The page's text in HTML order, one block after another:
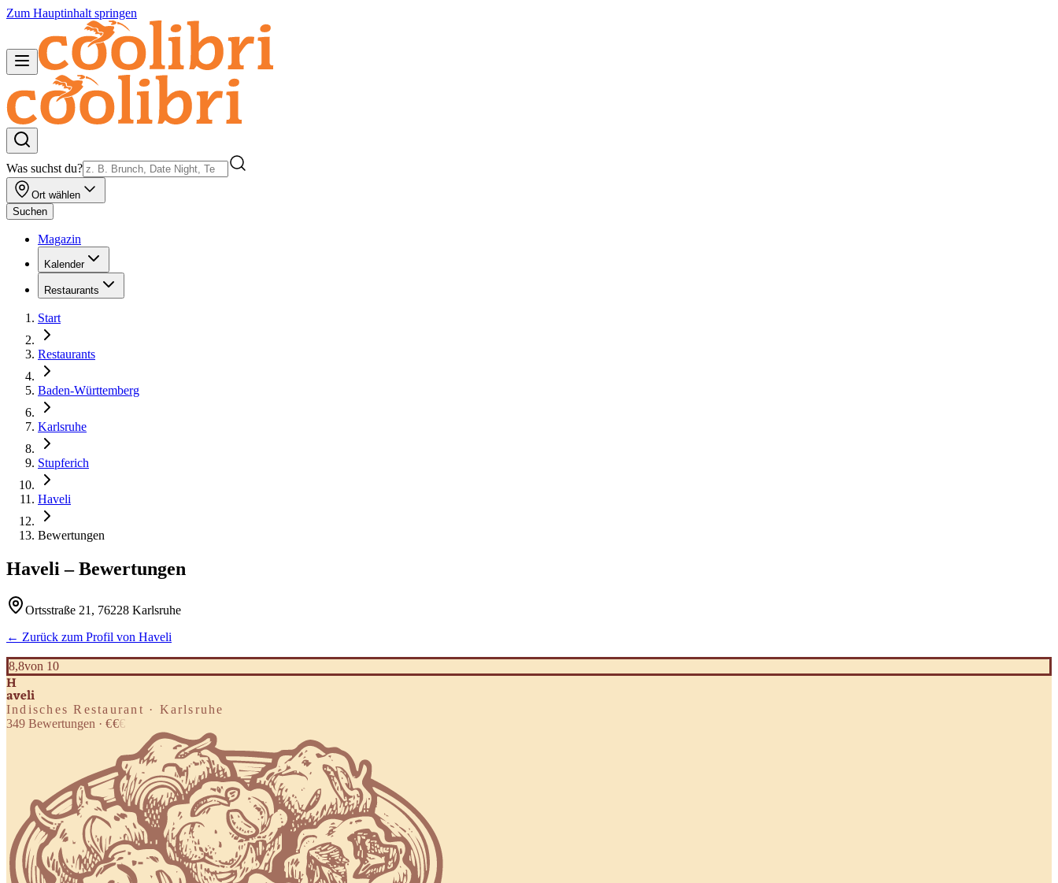
Zum Hauptinhalt springen
Was suchst du?
Ort wählen
Suchen
Magazin
Kalender
Restaurants
Start
Restaurants
Baden-Württemberg
Karlsruhe
Stupferich
Haveli
Bewertungen
Haveli – Bewertungen
Ortsstraße 21, 76228 Karlsruhe
← Zurück zum Profil von Haveli
8,8von 10
H
aveli
Indisches Restaurant · Karlsruhe
349 Bewertungen · €€€